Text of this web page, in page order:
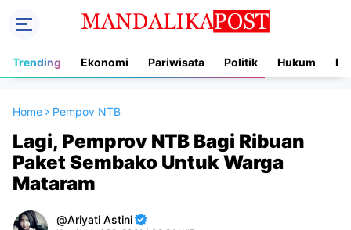
Trending Ekonomi Pariwisata Politik Hukum
Home Pempov NTB
Lagi, Pemprov NTB Bagi Ribuan
Paket Sembako Untuk Warga
Mataram
Ariyati Astini